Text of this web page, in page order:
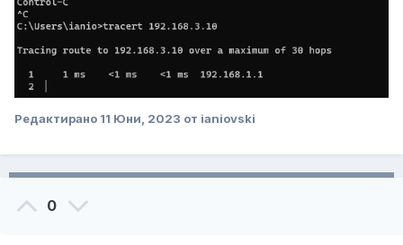
Редактирано 11 Юни, 2023 от ianiovski
0